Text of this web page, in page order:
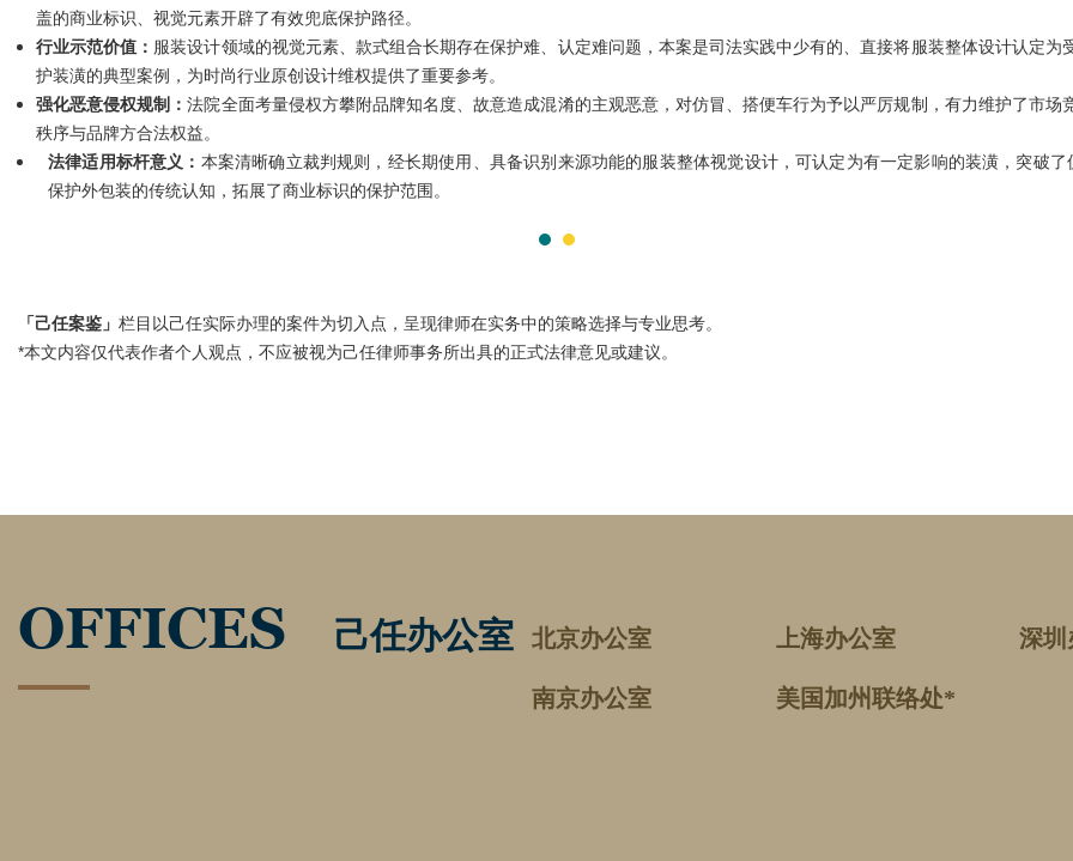
盖的商业标识、视觉元素开辟了有效兜底保护路径。
行业示范价值： 服装设计领域的视觉元素、款式组合长期存在保护难、认定难问题，本案是司法实践中少有的、直接将服装整体设计认定为
护装潢的典型案例，为时尚行业原创设计维权提供了重要参考。
强化恶意侵权规制：法院全面考量侵权方攀附品牌知名度、故意造成混淆的主观恶意，对仿冒、搭便车行为予以严厉规制，有力维护了市场
秩序与品牌方合法权益。
法律适用标杆意义 ： 本案清晰确立裁判规则，经长期使用、具备识别来源功能的服装整体视觉设计，可认定为有一定影响的装潢，突破了
保护外包装的传统认知，拓展了商业标识的保护范围。
「己任案鉴」 栏目以己任实际办理的案件为切入点，呈现律师在实务中的策略选择与专业思考。
*本文内容仅代表作者个人观点，不应被视为己任律师事务所出具的正式法律意见或建议。
OFFICES 己任办公室 北京办公室 上海办公室 深圳
南京办公室 美国加州联络处*